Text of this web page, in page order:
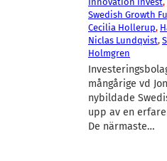
Swedish Growth
Cecilia Hollerup,
Niclas Lundqvist,
Holmgren
mångårige vd
nybildade
upp av en
De närmaste…